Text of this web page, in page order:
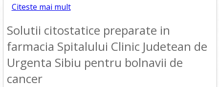
Citeste mai mult
Solutii citostatice preparate in
farmacia Spitalului Clinic Judetean de
Urgenta Sibiu pentru bolnavii de
cancer